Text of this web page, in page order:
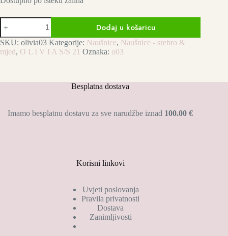
NAUŠNICE
Olivia
srebro
količina
Dodaj u košaricu
SKU: olivia03 Kategorije: Naušnice, Naušnice - srebro &
mjed, O L I V I A S/S 21 Oznaka: o03
Besplatna dostava
Imamo besplatnu dostavu za sve narudžbe iznad 100.00 €
Korisni linkovi
Uvjeti poslovanja
Pravila privatnosti
Dostava
Zanimljivosti